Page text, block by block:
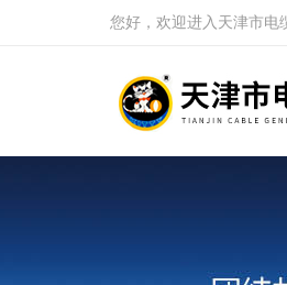
您好，欢迎进入天津市电